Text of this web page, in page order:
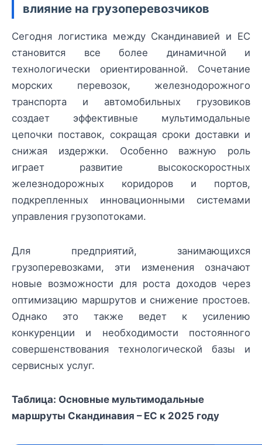
влияние на грузоперевозчиков
Сегодня логистика между Скандинавией и ЕС
становится все более динамичной и
технологически ориентированной. Сочетание
морских перевозок, железнодорожного
транспорта и автомобильных грузовиков
создает эффективные мультимодальные
цепочки поставок, сокращая сроки доставки и
снижая издержки. Особенно важную роль
играет развитие высокоскоростных
железнодорожных коридоров и портов,
подкрепленных инновационными системами
управления грузопотоками.
Для предприятий, занимающихся
грузоперевозками, эти изменения означают
новые возможности для роста доходов через
оптимизацию маршрутов и снижение простоев.
Однако это также ведет к усилению
конкуренции и необходимости постоянного
совершенствования технологической базы и
сервисных услуг.
Таблица: Основные мультимодальные
маршруты Скандинавия – ЕС к 2025 году